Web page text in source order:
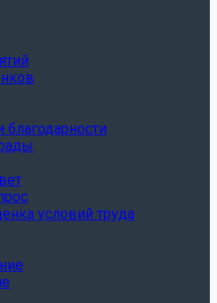
условий труда